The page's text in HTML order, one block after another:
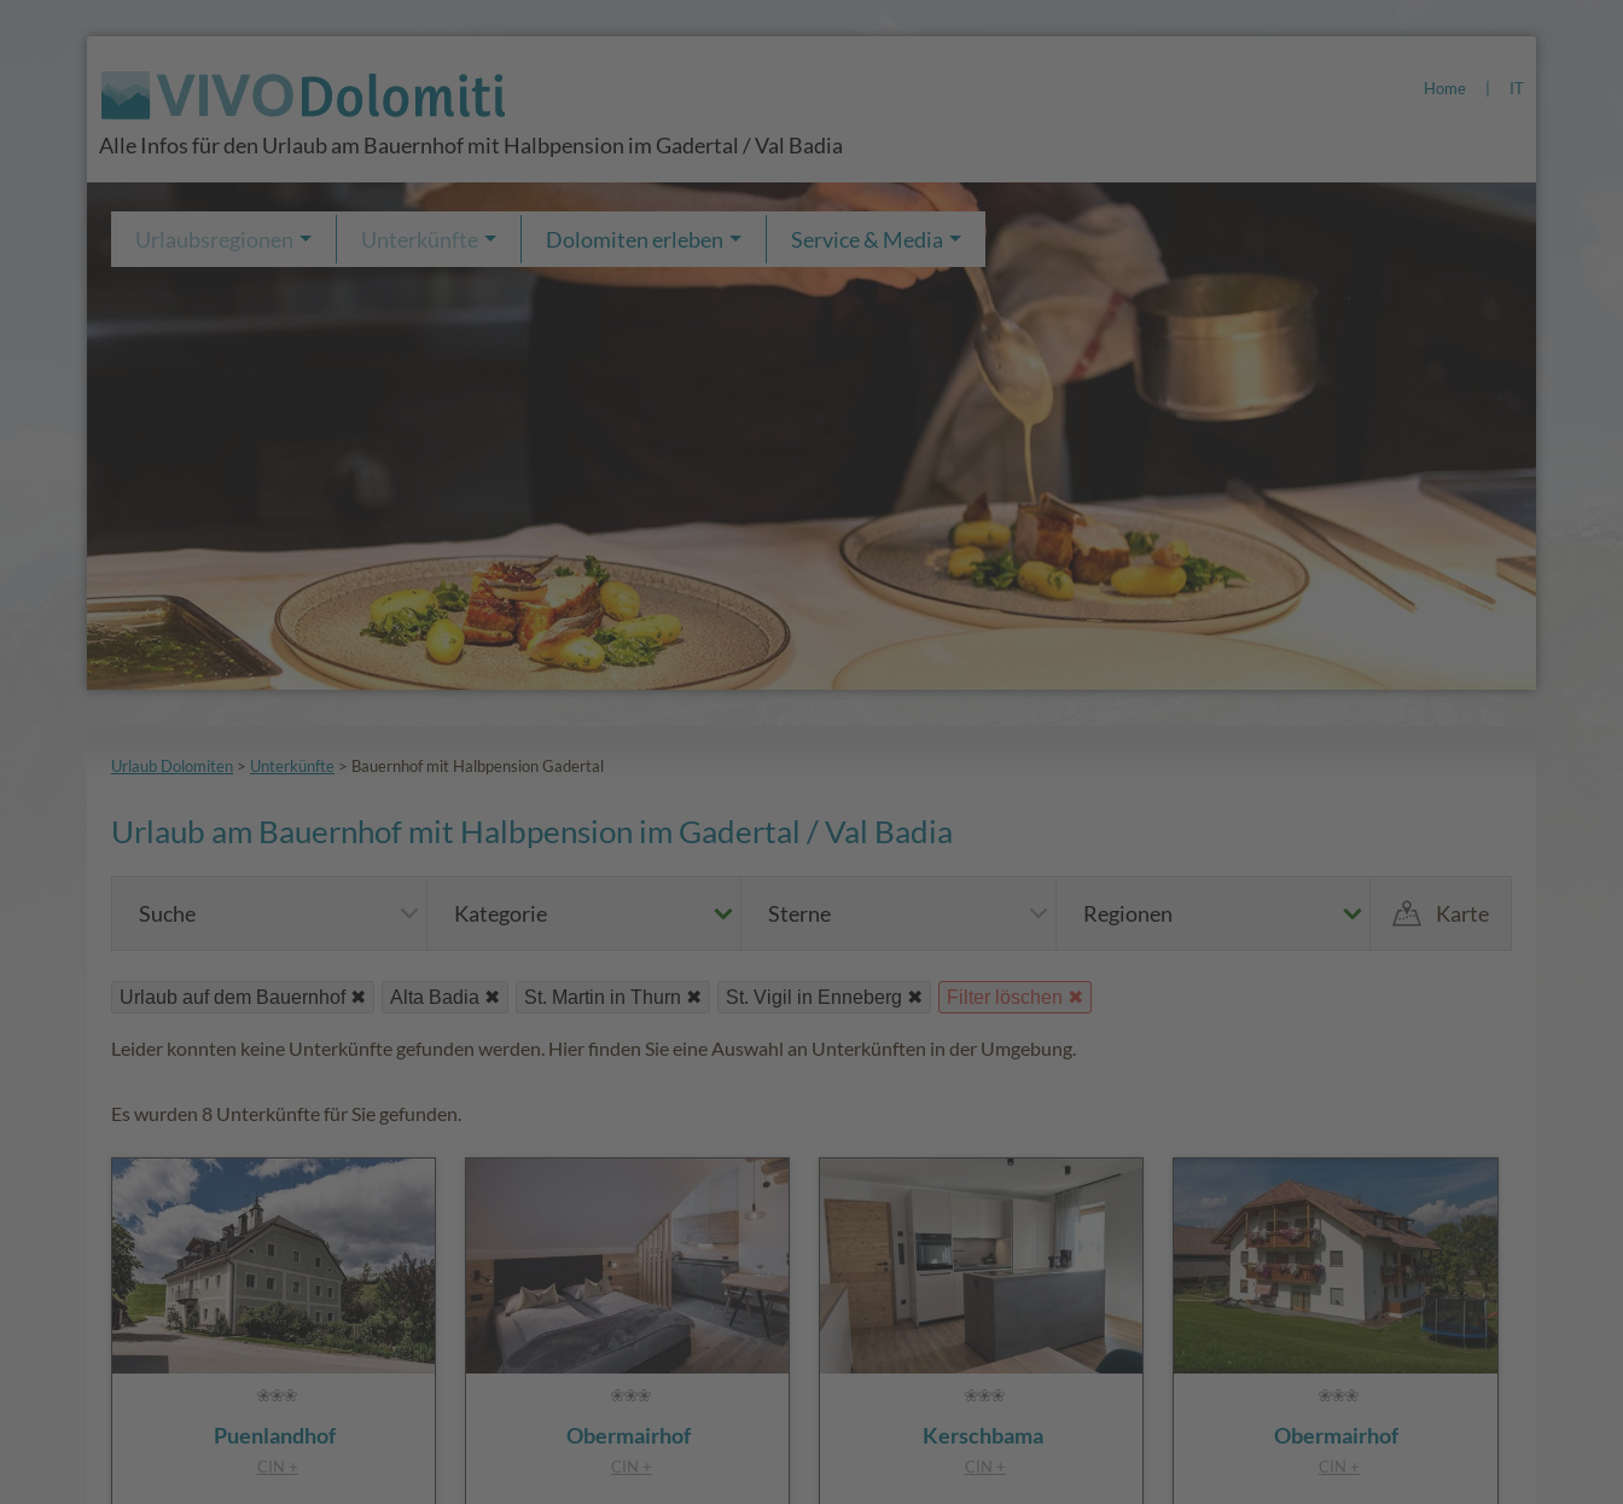
Home IT
Alle Infos für den Urlaub am Bauernhof mit Halbpension im Gadertal / Val Badia
Urlaubsregionen Unterkünfte Dolomiten erleben Service & Media
Urlaub Dolomiten > Unterkünfte > Bauernhof mit Halbpension Gadertal
Urlaub am Bauernhof mit Halbpension im Gadertal / Val Badia
Suche Kategorie Sterne Regionen Karte
Urlaub auf dem Bauernhof Alta Badia St. Martin in Thurn St. Vigil in Enneberg Filter löschen
Leider konnten keine Unterkünfte gefunden werden. Hier finden Sie eine Auswahl an Unterkünften in der Umgebung.
Es wurden 8 Unterkünfte für Sie gefunden.
Puenlandhof
CIN +
Obermairhof
CIN +
Kerschbama
CIN +
Obermairhof
CIN +